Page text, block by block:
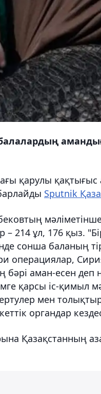
қарулы
Sputnik
– 214 ұл, 176 қыз.
сонша баланың
операциялар,
бәрі аман-есен
қарсы іс-қимыл
мен
органдар
Қазақстанның